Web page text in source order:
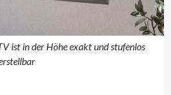
ist in der Höhe exakt und stufenlos